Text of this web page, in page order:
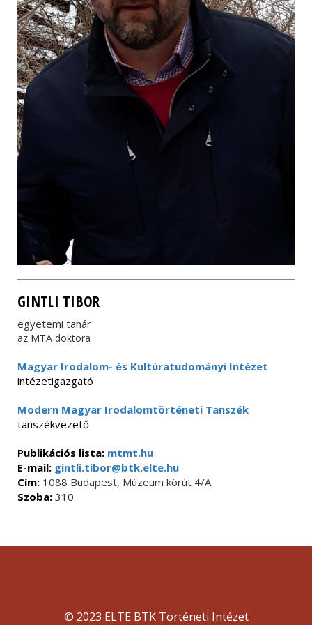
GINTLI TIBOR
egyetemi tanár
az MTA doktora
Magyar Irodalom- és Kultúratudományi Intézet
intézetigazgató
Modern Magyar Irodalomtörténeti Tanszék
tanszékvezető
Publikációs lista: mtmt.hu
E-mail: gintli.tibor@btk.elte.hu
Cím: 1088 Budapest, Múzeum körút 4/A
Szoba: 310
© 2023 ELTE BTK Történeti Intézet